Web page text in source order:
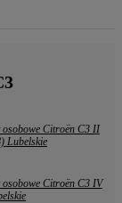
osobowe Citroën C3 II
Lubelskie
osobowe Citroën C3 IV